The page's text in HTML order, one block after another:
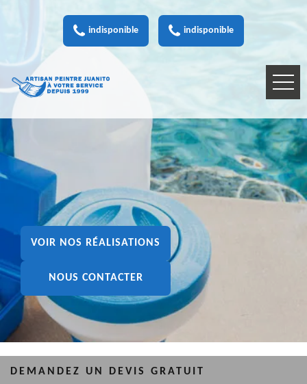
indisponible indisponible
VOIR NOS RÉALISATIONS
NOUS CONTACTER
DEMANDEZ UN DEVIS GRATUIT